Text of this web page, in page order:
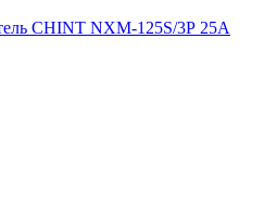
CHINT NXM-125S/3Р 25A